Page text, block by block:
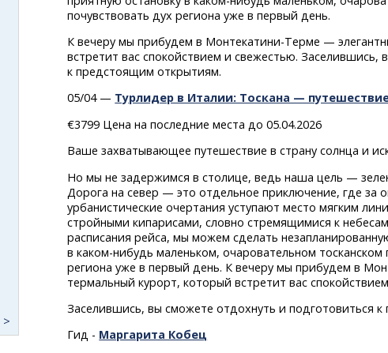
почувствовать дух региона уже в первый день.
К вечеру мы прибудемв Монтекатини-Терме —
встретит вас спокойствием и свежестью. Заселившись,
к предстоящим открытиям.
05/04 — Турлидер в Италии: Тоскана —
€3799 Цена на последние места до 05.04.2026
Ваше захватывающее путешествие в страну солнца и
Но мы не задержимся в столице, ведь наша цель —
Дорога на север — это отдельное приключение, где за
урбанистические очертания уступают место мягким
стройными кипарисами, словно стремящимися к
расписания рейса, мы можем сделать
в каком-нибудь маленьком, очаровательном
региона уже в первый день. К вечеру мы прибудемв
термальный курорт, который встретит вас
Заселившись, вы сможете отдохнуть и подготовиться
Гид - Маргарита Кобец